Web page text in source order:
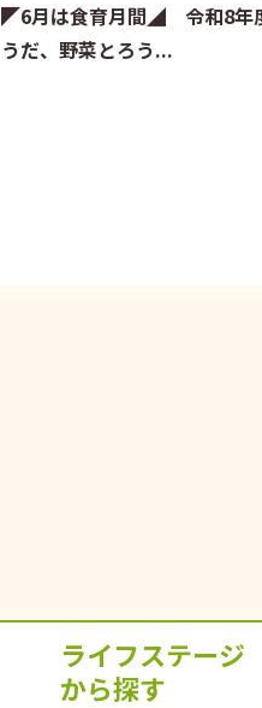
◤6月は食育月間◢ 令和8年
うだ、野菜とろう...
ライフステージ
から探す